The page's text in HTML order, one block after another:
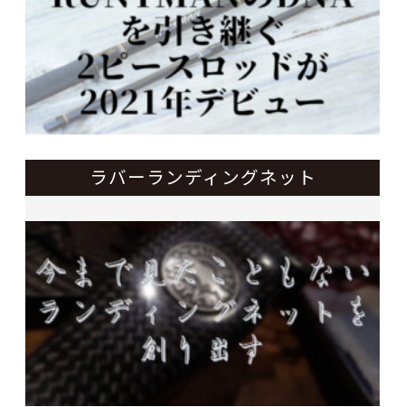
ラバーランディングネット